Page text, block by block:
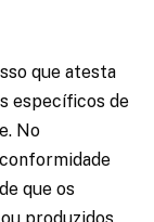
que atesta
específicos de
No
que os
produzidos